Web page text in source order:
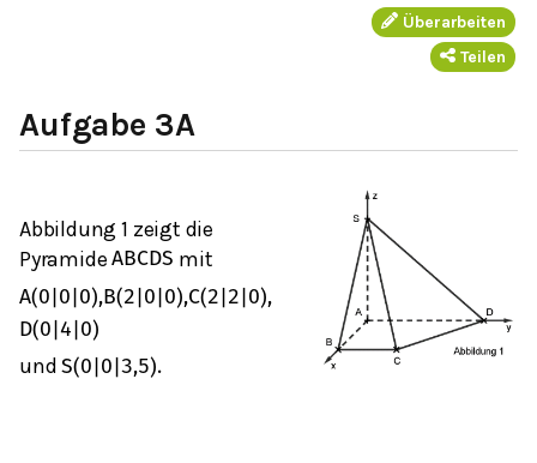
Überarbeiten
Teilen
Aufgabe 3A
Abbildung 1 zeigt die
PyramideABCDS mit
A(0 0 0),B(2 0 0),C(2 2 0),
D(0 4 0)
undS(0 0 |3,5).